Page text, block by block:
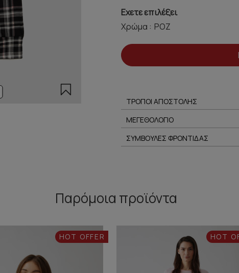
Εχετε επιλέξει
Χρώμα :
ΤΡΟΠΟΙ ΑΠΟΣΤΟΛΗΣ
ΜΕΓΕΘΟΛΟΓΙΟ
ΣΥΜΒΟΥΛΕΣ ΦΡΟΝΤΙΔΑΣ
Παρόμοια προϊόντα
HOT OFFER HOT